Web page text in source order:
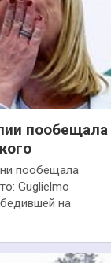
пообещала
пообещала
Guglielmo
на